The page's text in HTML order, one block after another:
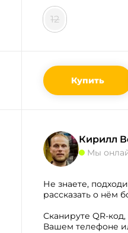
12
Купить
Кирилл
Мы
Не знаете,
рассказать о нём
Сканируте QR-
Вашем телефоне